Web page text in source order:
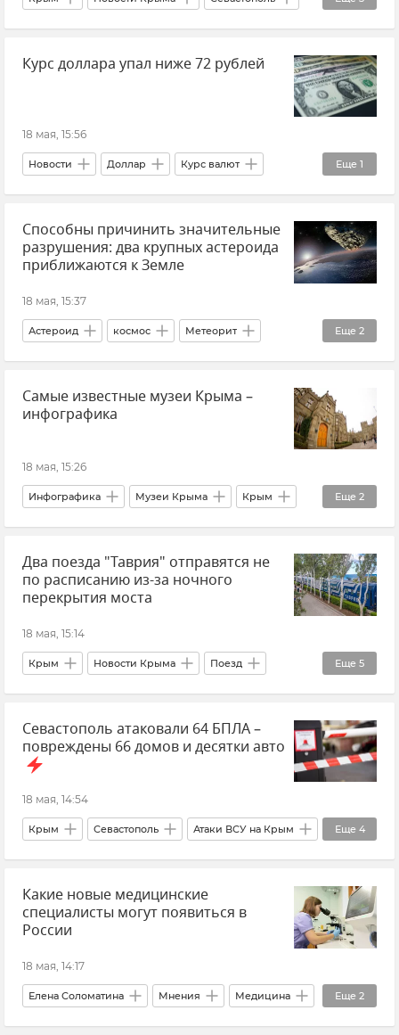
Новости Севастополя Бюджет
Бюджет Севастополя
Курс доллара упал ниже 72 рублей
18 мая, 15:56
Еще 1
Новости Доллар Курс валют
Экономика
Способны причинить значительные
разрушения: два крупных астероида
приближаются к Земле
18 мая, 15:37
Еще 2
Астероид космос Метеорит
Новости
Лаборатория солнечной астрономии ИКИ РАН
Самые известные музеи Крыма –
инфографика
18 мая, 15:26
Еще 2
Инфографика Музеи Крыма Крым
Культура Общество
Два поезда "Таврия" отправятся не
по расписанию из-за ночного
перекрытия моста
18 мая, 15:14
Еще 5
Крым Новости Крыма Поезд
Поезд "Таврия" Крымский мост
Логистика Железная дорога
Гранд Сервис Экспресс
Севастополь атаковали 64 БПЛА –
повреждены 66 домов и десятки авто
18 мая, 14:54
Еще 4
Крым Севастополь Атаки ВСУ на Крым
Новости Крыма Новости Севастополя
Происшествия Правительство Севастополя
Какие новые медицинские
специалисты могут появиться в
России
18 мая, 14:17
Еще 2
Елена Соломатина Мнения Медицина
Здоровье Красота и здоровье